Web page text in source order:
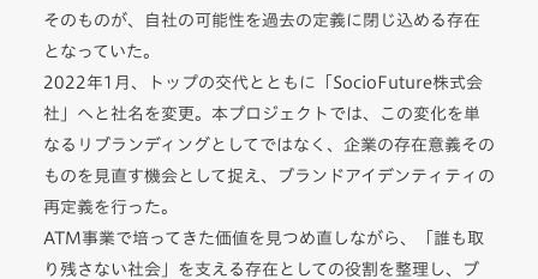
そのものが、自社の可能性を過去の定義に閉じ込める存在
となっていた。
2022年1月、トップの交代とともに「SocioFuture株式会
社」へと社名を変更。本プロジェクトでは、この変化を単
なるリブランディングとしてではなく、企業の存在意義その
ものを見直す機会として捉え、ブランドアイデンティティの
再定義を行った。
ATM事業で培ってきた価値を見つめ直しながら、「誰も取
り残さない社会」を支える存在としての役割を整理し、ブ